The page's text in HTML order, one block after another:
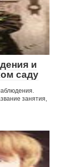
и
саду
занятия,